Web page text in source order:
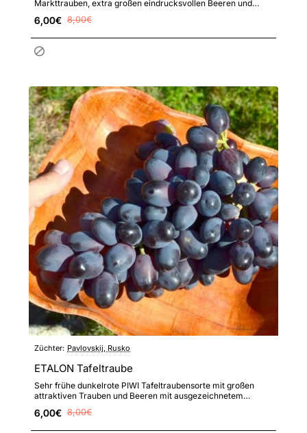
Markttrauben, extra großen eindrucksvollen Beeren und
6,00€ 8,00€
Züchter: Pavlovskij, Rusko
ETALON Tafeltraube
Sehr frühe dunkelrote PIWI Tafeltraubensorte mit großen
attraktiven Trauben und Beeren mit ausgezeichnetem
6,00€ 8,00€